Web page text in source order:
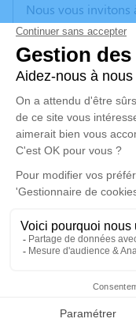
Faire-part
Nous vous invitons
vos condoléances,
anecdote ou
poèmes ou des
d'expression dédié
RODIER.
Un service de
disponible ici.
Cérémonie
Eglise Saint-
Savigny